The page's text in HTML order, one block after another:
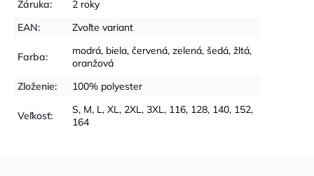
Záruka:
2 roky
EAN: Zvoľte variant
Farba: modrá, biela, červená, zelená, šedá, žltá,
oranžová
Zloženie: 100% polyester
Veľkosť:
S, M, L, XL, 2XL, 3XL, 116, 128, 140, 152,
164